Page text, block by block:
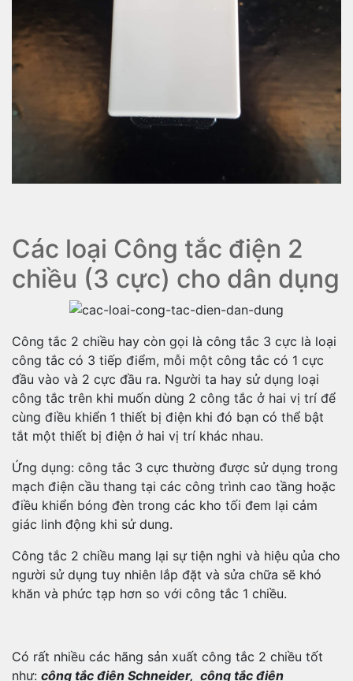
Các loại Công tắc điện 2
chiều (3 cực) cho dân dụng
Công tắc 2 chiều hay còn gọi là công tắc 3 cực là loại
công tắc có 3 tiếp điểm, mỗi một công tắc có 1 cực
đầu vào và 2 cực đầu ra. Người ta hay sử dụng loại
công tắc trên khi muốn dùng 2 công tắc ở hai vị trí để
cùng điều khiển 1 thiết bị điện khi đó bạn có thể bật
tắt một thiết bị điện ở hai vị trí khác nhau.
Ứng dụng: công tắc 3 cực thường được sử dụng trong
mạch điện cầu thang tại các công trình cao tầng hoặc
điều khiển bóng đèn trong các kho tối đem lại cảm
giác linh động khi sử dung.
Công tắc 2 chiều mang lại sự tiện nghi và hiệu qủa cho
người sử dụng tuy nhiên lắp đặt và sửa chữa sẽ khó
khăn và phức tạp hơn so với công tắc 1 chiều.
Có rất nhiều các hãng sản xuất công tắc 2 chiều tốt
như: công tắc điện Schneider, công tắc điện